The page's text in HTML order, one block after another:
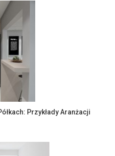
Przykłady Aranżacji